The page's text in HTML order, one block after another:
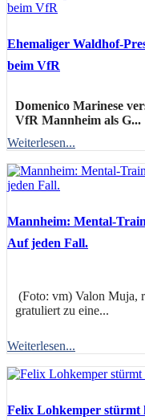
Ehemaliger Waldhof-
beim VfR
Domenico Marinese
VfR Mannheim als G...
Weiterlesen...
Mannheim: Mental-
Auf jeden Fall.
(Foto: vm) Valon Muja,
gratuliert zu eine...
Weiterlesen...
Felix Lohkemper stürmt